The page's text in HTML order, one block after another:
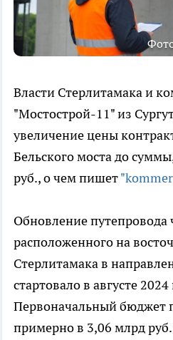
Власти Стерлитамака и
"Мостострой-11" из
увеличение цены
Бельского моста до
руб., о чем пишет
Обновление путепровода
расположенного на
Стерлитамака в
стартовало в августе 2024
Первоначальный бюджет
примерно в 3,06 млрд